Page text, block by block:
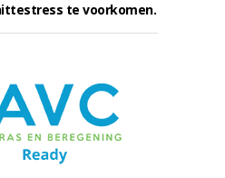
te voorkomen.